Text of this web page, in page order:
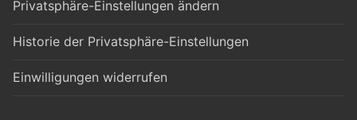
Privatsphäre-Einstellungen ändern
Historie der Privatsphäre-Einstellungen
Einwilligungen widerrufen